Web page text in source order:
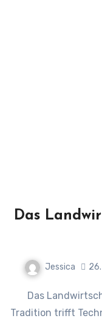
Das
Jessica
Das Landwirtschaftliche Hauptfest Stuttgart –
Tradition trifft